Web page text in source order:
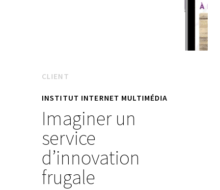
CLIENT
INSTITUT INTERNET MULTIMÉDIA
Imaginer un
service
d’innovation
frugale